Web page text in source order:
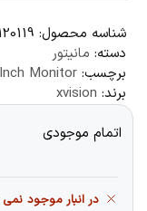
شناسه محصول:
دسته: مانیتور
برچسب: Monitor
برند: xvision
اتمام موجودی
در انبار موجود